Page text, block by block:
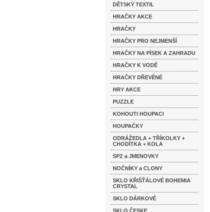
DĚTSKÝ TEXTIL
HRAČKY AKCE
HRAČKY
HRAČKY PRO NEJMENŠÍ
HRAČKY NA PÍSEK A ZAHRADU
HRAČKY K VODĚ
HRAČKY DŘEVĚNÉ
HRY AKCE
PUZZLE
KOHOUTI HOUPACI
HOUPAČKY
ODRÁŽEDLA + TŘÍKOLKY +
CHODÍTKA + KOLA
SPZ a JMENOVKY
NOČNÍKY a CLONY
SKLO KŘIŠŤÁLOVÉ BOHEMIA
CRYSTAL
SKLO DÁRKOVÉ
SKLO ČESKE